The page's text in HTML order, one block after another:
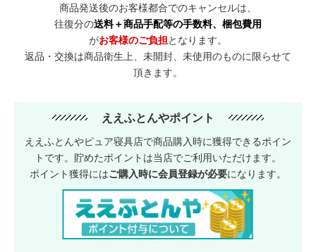
商品発送後のお客様都合でのキャンセルは、
往復分の送料＋商品手配等の手数料、梱包費用
がお客様のご負担となります。
返品・交換は商品衛生上、未開封、未使用のものに限らせて
頂きます。
ええふとんやポイント
ええふとんやピュア寝具店で商品購入時に獲得できるポイン
トです。貯めたポイントは当店でご利用いただけます。
ポイント獲得にはご購入時に会員登録が必要になります。